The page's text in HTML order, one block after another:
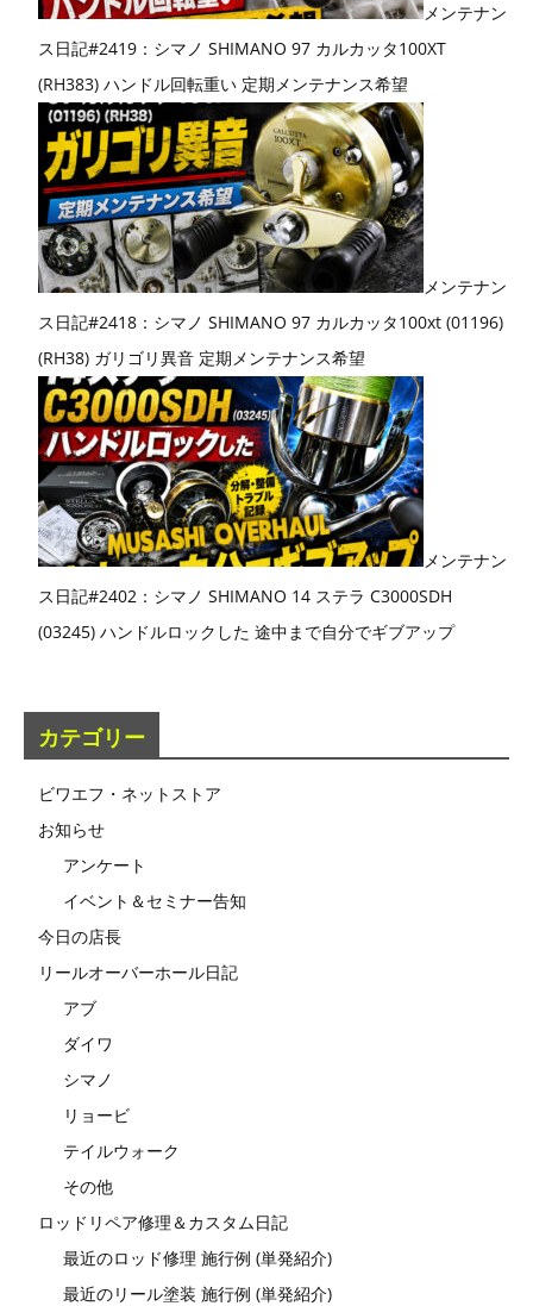
メンテナン
ス日記#2419：シマノ SHIMANO 97 カルカッタ100XT
(RH383) ハンドル回転重い 定期メンテナンス希望
メンテナン
ス日記#2418：シマノ SHIMANO 97 カルカッタ100xt (01196)
(RH38) ガリゴリ異音 定期メンテナンス希望
メンテナン
ス日記#2402：シマノ SHIMANO 14 ステラ C3000SDH
(03245) ハンドルロックした 途中まで自分でギブアップ
カテゴリー
ビワエフ・ネットストア
お知らせ
アンケート
イベント＆セミナー告知
今日の店長
リールオーバーホール日記
アブ
ダイワ
シマノ
リョービ
テイルウォーク
その他
ロッドリペア修理＆カスタム日記
最近のロッド修理 施行例 (単発紹介)
最近のリール塗装 施行例 (単発紹介)